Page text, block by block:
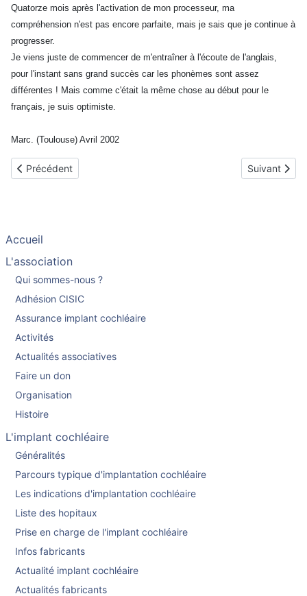
Quatorze mois après l'activation de mon processeur, ma
compréhension n'est pas encore parfaite, mais je sais que je continue à
progresser.
Je viens juste de commencer de m'entraîner à l'écoute de l'anglais,
pour l'instant sans grand succès car les phonèmes sont assez
différentes ! Mais comme c'était la même chose au début pour le
français, je suis optimiste.
Marc. (Toulouse) Avril 2002
Article précédent : Renée implantée en Janvier 2001
Précédent Article
Suivant
Accueil
L'association
Qui sommes-nous ?
Adhésion CISIC
Assurance implant cochléaire
Activités
Actualités associatives
Faire un don
Organisation
Histoire
L'implant cochléaire
Généralités
Parcours typique d'implantation cochléaire
Les indications d'implantation cochléaire
Liste des hopitaux
Prise en charge de l'implant cochléaire
Infos fabricants
Actualité implant cochléaire
Actualités fabricants